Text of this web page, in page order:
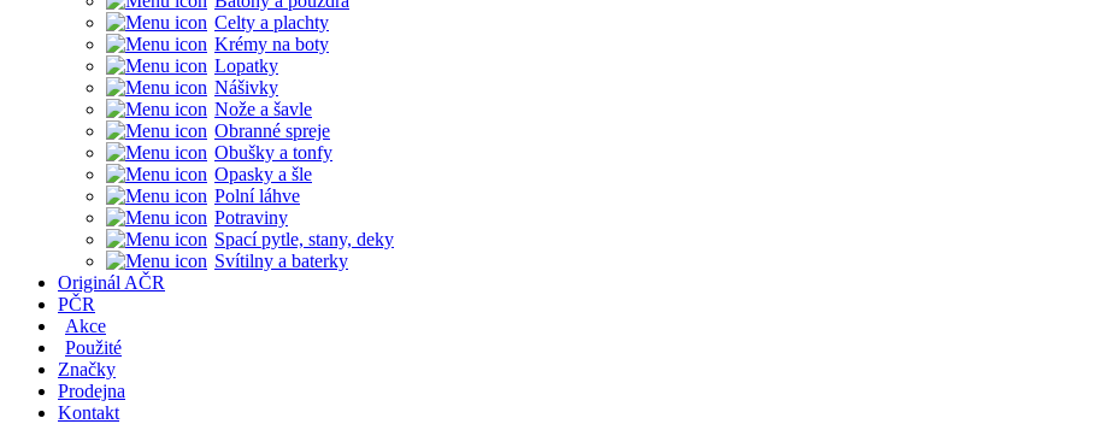
Celty a plachty
Krémy na boty
Lopatky
Nášivky
Nože a šavle
Obranné spreje
Obušky a tonfy
Opasky a šle
Polní láhve
Potraviny
Spací pytle, stany, deky
Svítilny a baterky
Originál AČR
PČR
Akce
Použité
Značky
Prodejna
Kontakt